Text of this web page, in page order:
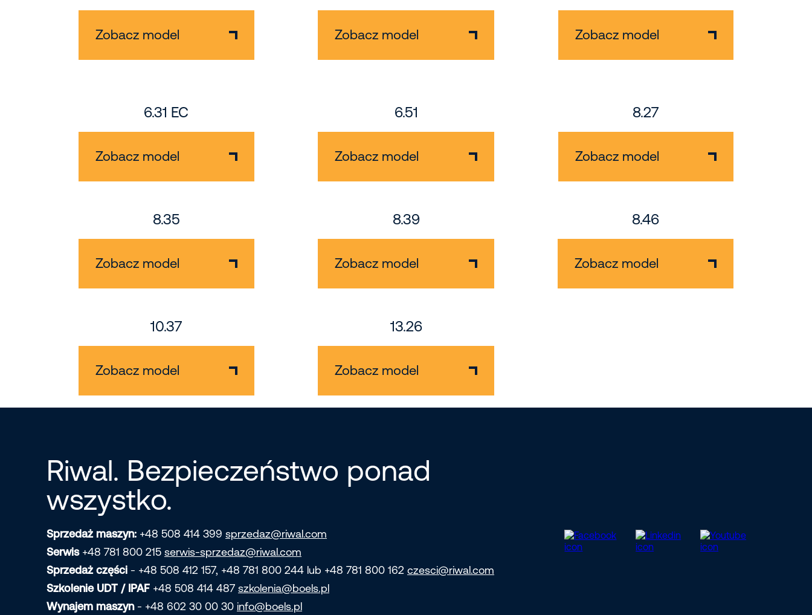
Zobacz model Zobacz model Zobacz model
6.31 EC
Zobacz model
6.51
Zobacz model
8.27
Zobacz model
8.35
Zobacz model
8.39
Zobacz model
8.46
Zobacz model
10.37
Zobacz model
13.26
Zobacz model
Riwal. Bezpieczeństwo ponad
wszystko.
Sprzedaż maszyn: +48 508 414 399 sprzedaz@riwal.com
Serwis+48 781 800 215 serwis-sprzedaz@riwal.com
Sprzedaż części - +48 508 412 157, +48 781 800 244 lub +48 781 800 162 czesci@riwal.com
Szkolenie UDT / IPAF +48 508 414 487 szkolenia@boels.pl
Wynajem maszyn- +48 602 30 00 30 info@boels.pl